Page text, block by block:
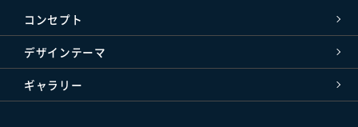
コンセプト
デザインテーマ
ギャラリー